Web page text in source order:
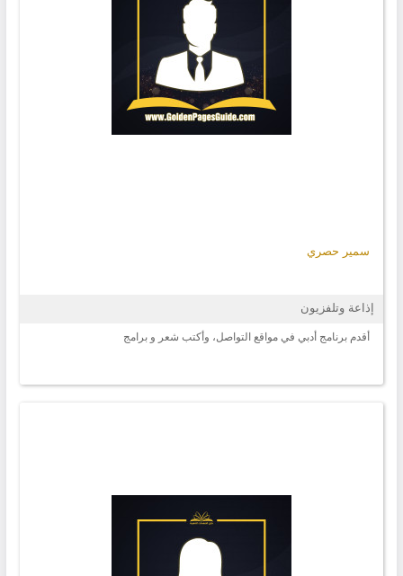
سمير حصري
إذاعة وتلفزيون
أقدم برنامج أدبي في مواقع التواصل، وأكتب شعر و برامج